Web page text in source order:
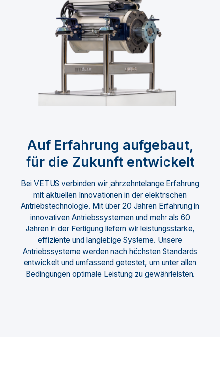
Auf Erfahrung aufgebaut,
für die Zukunft entwickelt
Bei VETUS verbinden wir jahrzehntelange Erfahrung
mit aktuellen Innovationen in der elektrischen
Antriebstechnologie. Mit über 20 Jahren Erfahrung in
innovativen Antriebssystemen und mehr als 60
Jahren in der Fertigung liefern wir leistungsstarke,
effiziente und langlebige Systeme. Unsere
Antriebssysteme werden nach höchsten Standards
entwickelt und umfassend getestet, um unter allen
Bedingungen optimale Leistung zu gewährleisten.